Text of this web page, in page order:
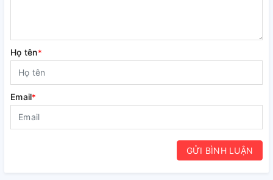
Họ tên*
Email*
GỬI BÌNH LUẬN